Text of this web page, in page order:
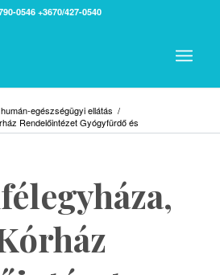
0546 +3670/427-0540
egészségügyi ellátás /
Rendelőintézet Gyógyfürdő és